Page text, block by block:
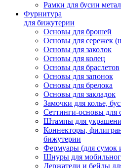
Рамки для бусин
Фурнитура
для бижутерии
Основы для брошей
Основы для сережек
Основы для заколок
Основы для колец
Основы для браслетов
Основы для запонок
Основы для брелока
Основы для закладок
Замочки для колье,
Сеттинги-основы для
Штампы для
Коннекторы,
бижутерии
Фермуары (для сумок
Шнуры для
Держатели и бейлы